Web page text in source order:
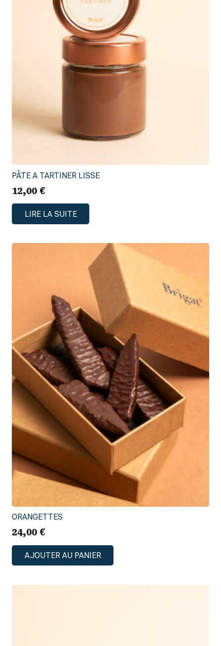
PÂTE A TARTINER LISSE
12,00 €
LIRE LA SUITE
ORANGETTES
24,00 €
AJOUTER AU PANIER